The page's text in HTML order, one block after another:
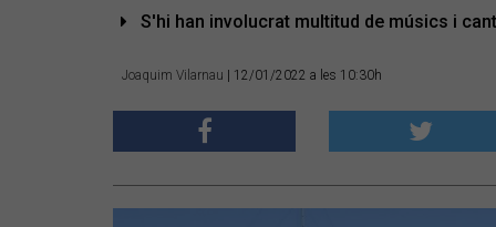
S'hi han involucrat multitud de músics i
Joaquim Vilarnau | 12/01/2022 a les 10:30h